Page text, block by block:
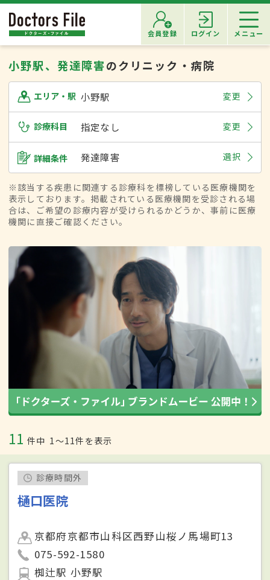
会員登録 ログイン メニュー
小野駅、発達障害のクリニック・病院
エリア・駅 小野駅 変更
診療科目 指定なし 変更
詳細条件 発達障害 選択
※該当する疾患に関連する診療科を標榜している医療機関を
表示しております。掲載されている医療機関を受診される場
合は、ご希望の診療内容が受けられるかどうか、事前に医療
機関に直接ご確認ください。
11 件中 1〜11件を表示
診療時間外
樋口医院
京都府京都市山科区西野山桜ノ馬場町13
075-592-1580
椥辻駅 小野駅